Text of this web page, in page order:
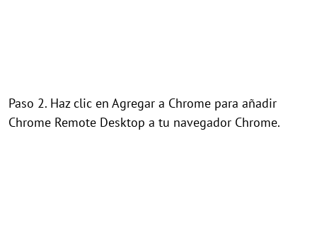
Paso 2. Haz clic en Agregar a Chrome para añadir
Chrome Remote Desktop a tu navegador Chrome.